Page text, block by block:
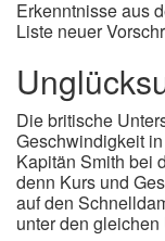
Erkenntnisse aus
Liste neuer
Die britische
Geschwindigkeit
Kapitän Smith bei
denn Kurs und
auf den
unter den